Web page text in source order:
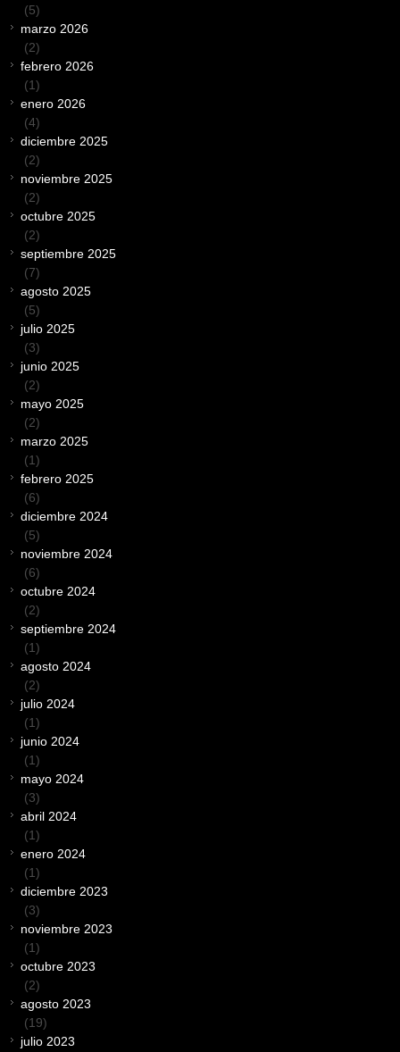
(5)
marzo 2026
(2)
febrero 2026
(1)
enero 2026
(4)
diciembre 2025
(2)
noviembre 2025
(2)
octubre 2025
(2)
septiembre 2025
(7)
agosto 2025
(5)
julio 2025
(3)
junio 2025
(2)
mayo 2025
(2)
marzo 2025
(1)
febrero 2025
(6)
diciembre 2024
(5)
noviembre 2024
(6)
octubre 2024
(2)
septiembre 2024
(1)
agosto 2024
(2)
julio 2024
(1)
junio 2024
(1)
mayo 2024
(3)
abril 2024
(1)
enero 2024
(1)
diciembre 2023
(3)
noviembre 2023
(1)
octubre 2023
(2)
agosto 2023
(19)
julio 2023